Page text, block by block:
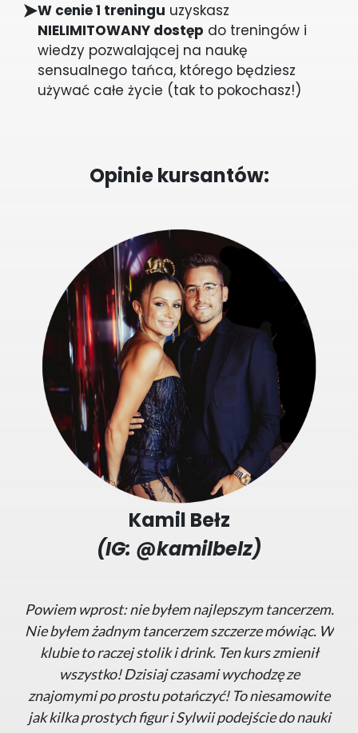
W cenie 1 treningu uzyskasz
NIELIMITOWANY dostęp do treningów i
wiedzy pozwalającej na naukę
sensualnego tańca, którego będziesz
używać całe życie (tak to pokochasz!)
Opinie kursantów:
Kamil Bełz
(IG: @kamilbelz)
Powiem wprost: nie byłem najlepszym tancerzem.
Nie byłem żadnym tancerzem szczerze mówiąc. W
klubie to raczej stolik i drink. Ten kurs zmienił
wszystko! Dzisiaj czasami wychodzę ze
znajomymi po prostu potańczyć! To niesamowite
jak kilka prostych figur i Sylwii podejście do nauki